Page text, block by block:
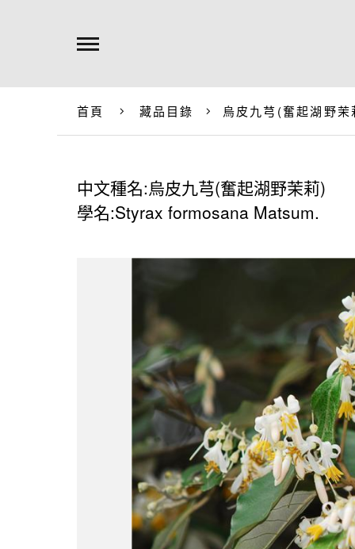
首頁 藏品目錄 烏皮九芎(奮起湖野
中文種名:烏皮九芎(奮起湖野茉莉)
學名:Styrax formosana Matsum.